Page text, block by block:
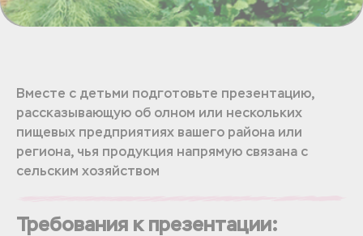
Вместе с детьми подготовьте презентацию,
рассказывающую об олном или нескольких
пищевых предприятиях вашего района или
региона, чья продукция напрямую связана с
сельским хозяйством
Требования к презентации: